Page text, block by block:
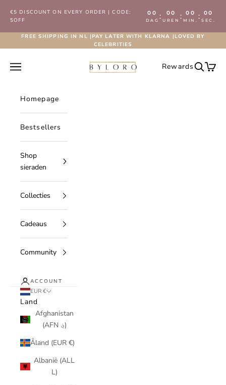
€5 DISCOUNT ON EVERY ORDER | CODE:
5OFF
00
DAG : 00
UREN : 00
MIN. : 00
SEC.
FREE SHIPPING IN NL |PAY LATER WITH KLARNA |LOVED BY
CELEBRITIES
Byloro.com
Navigatiemenu openen RewardsZoeken
Homepage
Bestsellers
Shop
sieraden
Collecties
Cadeaus
Community
ACCOUNT
EUR €
Land
Afghanistan
(AFN ؋)
Åland (EUR €)
Albanië (ALL
L)